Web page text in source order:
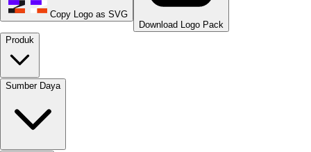
Copy Logo as SVG
Download Logo Pack
Produk
Sumber Daya